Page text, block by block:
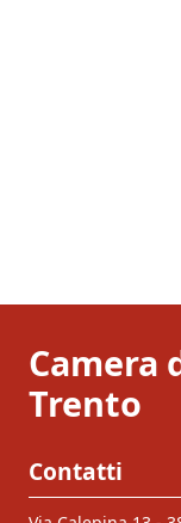
Camera
Trento
Contatti